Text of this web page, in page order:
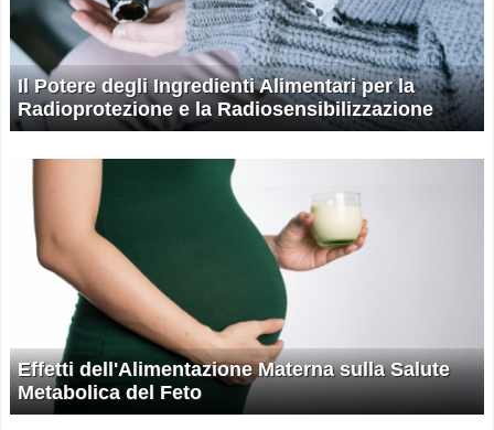
Il Potere degli Ingredienti Alimentari per la
Radioprotezione e la Radiosensibilizzazione
Effetti dell'Alimentazione Materna sulla Salute
Metabolica del Feto